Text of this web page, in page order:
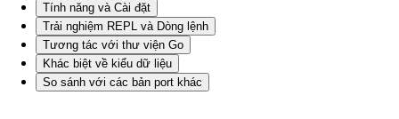
Tính năng và Cài đặt
Trải nghiệm REPL và Dòng lệnh
Tương tác với thư viện Go
Khác biệt về kiểu dữ liệu
So sánh với các bản port khác